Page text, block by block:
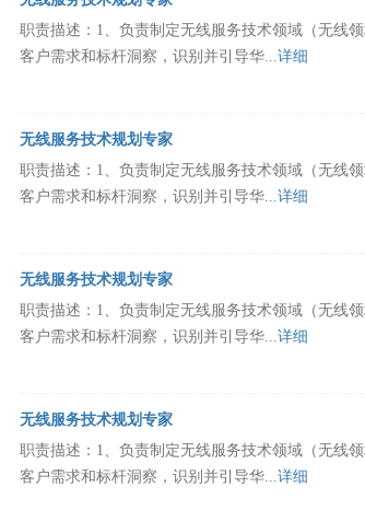
职责描述：1、负责制定无线服务技术领域（无线
客户需求和标杆洞察，识别并引导华...详细
无线服务技术规划专家
职责描述：1、负责制定无线服务技术领域（无线
客户需求和标杆洞察，识别并引导华...详细
无线服务技术规划专家
职责描述：1、负责制定无线服务技术领域（无线
客户需求和标杆洞察，识别并引导华...详细
无线服务技术规划专家
职责描述：1、负责制定无线服务技术领域（无线
客户需求和标杆洞察，识别并引导华...详细